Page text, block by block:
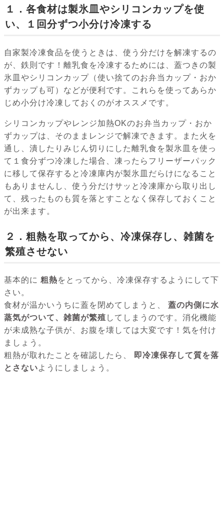
１．各食材は製氷皿やシリコンカップを使
い、１回分ずつ小分け冷凍する
自家製冷凍食品を使うときは、使う分だけを解凍するの
が、鉄則です！離乳食を冷凍するためには、蓋つきの製
氷皿やシリコンカップ（使い捨てのお弁当カップ・おか
ずカップも可）などが便利です。これらを使ってあらか
じめ小分け冷凍しておくのがオススメです。
シリコンカップやレンジ加熱OKのお弁当カップ・おか
ずカップは、そのままレンジで解凍できます。また火を
通し、潰したりみじん切りにした離乳食を製氷皿を使っ
て１食分ずつ冷凍した場合、凍ったらフリーザーパック
に移して保存すると冷凍庫内が製氷皿だらけになること
もありませんし、使う分だけサッと冷凍庫から取り出し
て、残ったものも質を落とすことなく保存しておくこと
が出来ます。
２．粗熱を取ってから、冷凍保存し、雑菌を
繁殖させない
基本的に 粗熱をとってから、冷凍保存するようにして下
さい。
食材が温かいうちに蓋を閉めてしまうと、
蓋の内側に水
蒸気がついて、雑菌が繁殖 してしまうのです。消化機能
が未成熟な子供が、お腹を壊しては大変です！気を付け
ましょう。
粗熱が取れたことを確認したら、
即冷凍保存して質を落
とさないようにしましょう。